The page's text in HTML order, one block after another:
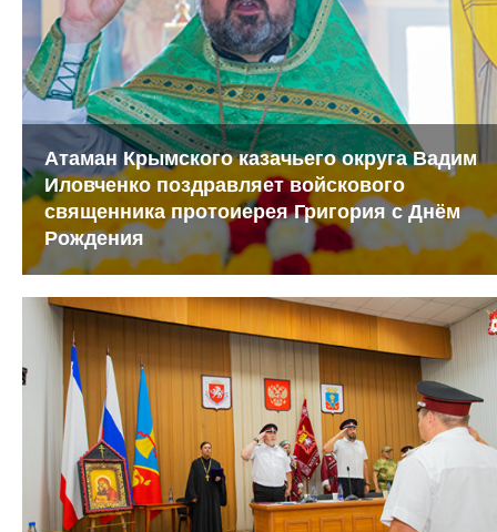
Атаман Крымского казачьего округа Вадим
Иловченко поздравляет войскового
священника протоиерея Григория с Днём
Рождения